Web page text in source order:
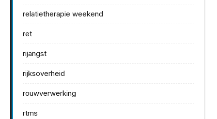
relatietherapie weekend
ret
rijangst
rijksoverheid
rouwverwerking
rtms